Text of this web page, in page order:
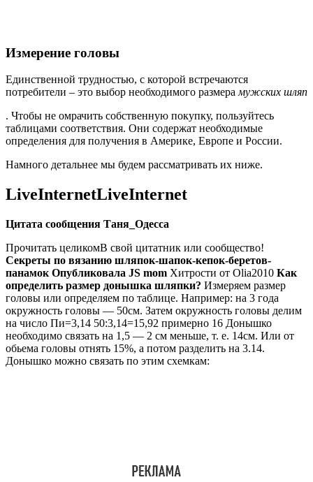
Измерение головы
Единственной трудностью, с которой встречаются
потребители – это выбор необходимого размера мужских шляп
. Чтобы не омрачить собственную покупку, пользуйтесь
таблицами соответствия. Они содержат необходимые
определения для получения в Америке, Европе и России.
Намного детальнее мы будем рассматривать их ниже.
LiveInternetLiveInternet
Цитата сообщения Таня_Одесса
Прочитать целикомВ свой цитатник или сообщество!
Секреты по вязанию шляпок-шапок-кепок-беретов-
панамок Опубликовала JS mom Хитрости от Olia2010 Как
определить размер донышка шляпки? Измеряем размер
головы или определяем по таблице. Например: на 3 года
окружность головы — 50см. Затем окружность головы делим
на число Пи=3,14 50:3,14=15,92 примерно 16 Донышко
необходимо связать на 1,5 — 2 см меньше, т. е. 14см. Или от
обьема головы отнять 15%, а потом разделить на 3.14.
Донышко можно связать по этим схемкам: